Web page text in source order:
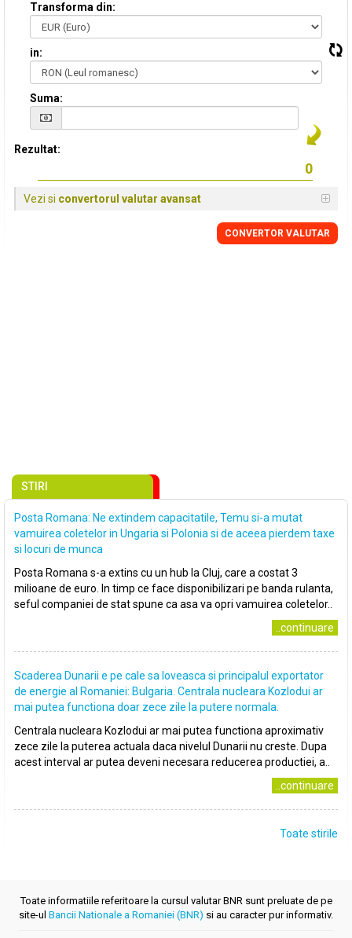
Transforma din:
in:
Suma:
Rezultat:
Vezi si convertorul valutar avansat
CONVERTOR VALUTAR
STIRI
Posta Romana: Ne extindem capacitatile, Temu si-a mutat
vamuirea coletelor in Ungaria si Polonia si de aceea pierdem taxe
si locuri de munca
Posta Romana s-a extins cu un hub la Cluj, care a costat 3
milioane de euro. In timp ce face disponibilizari pe banda rulanta,
seful companiei de stat spune ca asa va opri vamuirea coletelor..
..continuare
Scaderea Dunarii e pe cale sa loveasca si principalul exportator
de energie al Romaniei: Bulgaria. Centrala nucleara Kozlodui ar
mai putea functiona doar zece zile la putere normala.
Centrala nucleara Kozlodui ar mai putea functiona aproximativ
zece zile la puterea actuala daca nivelul Dunarii nu creste. Dupa
acest interval ar putea deveni necesara reducerea productiei, a..
..continuare
Toate stirile
Toate informatiile referitoare la cursul valutar BNR sunt preluate de pe
site-ul Bancii Nationale a Romaniei (BNR) si au caracter pur informativ.